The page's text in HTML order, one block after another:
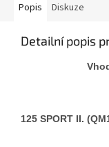
Popis Diskuze
Detailní popis
125 SPORT II.